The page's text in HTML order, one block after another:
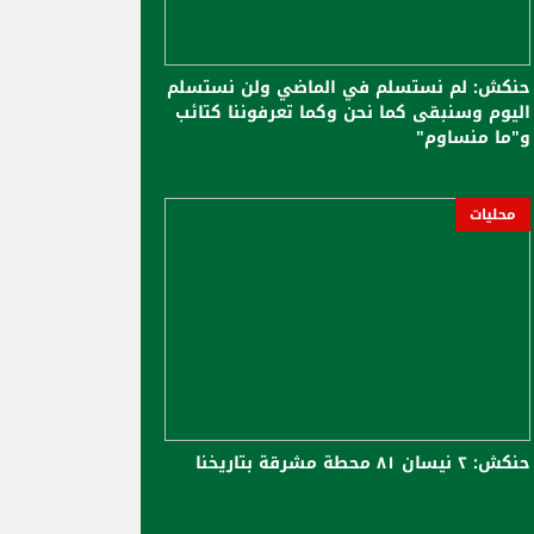
حنكش: لم نستسلم في الماضي ولن نستسلم
اليوم وسنبقى كما نحن وكما تعرفوننا كتائب
و"ما منساوم"
محليات
حنكش: ٢ نيسان ٨١ محطة مشرقة بتاريخنا